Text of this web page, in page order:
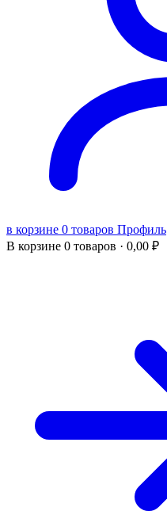
в корзине 0 товаров Профиль
В корзине 0 товаров · 0,00 ₽